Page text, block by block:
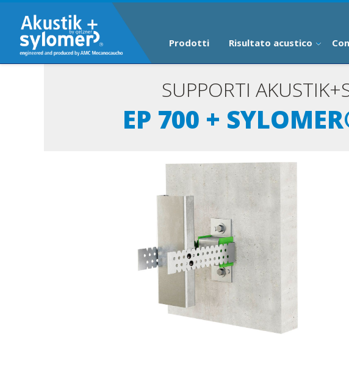
Prodotti Risultato acustico
SUPPORTI
EP 700 +